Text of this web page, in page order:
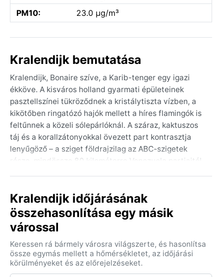
PM10:
23.0 µg/m³
Kralendijk bemutatása
Kralendijk, Bonaire szíve, a Karib-tenger egy igazi
ékköve. A kisváros holland gyarmati épületeinek
pasztellszínei tükröződnek a kristálytiszta vízben, a
kikötőben ringatózó hajók mellett a híres flamingók is
feltűnnek a közeli sólepárlóknál. A száraz, kaktuszos
táj és a korallzátonyokkal övezett part kontrasztja
lenyűgöző – a sziget földrajzilag az ABC-szigetek
része, mindössze 80 kilométerre Venezuela partjaitól.
Művészeti Galéria és a Fort Oranje is mesélnek a
múltáról.
Az éghajlatot a Köppen-rendszer BSh kategóriája írja
alakul a hőmérséklet, a csapadék rendkívül kevés –
évente átlagosan 500 mm alatt marad. A nyarak
naposak és párásak, ám az állandó északkeleti
Kralendijk időjárásának
összehasonlítása egy másik
várossal
Keressen rá bármely városra világszerte, és hasonlítsa
össze egymás mellett a hőmérsékletet, az időjárási
körülményeket és az előrejelzéseket.